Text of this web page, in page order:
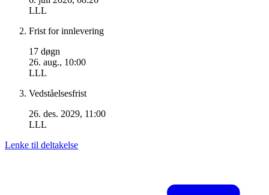
LLL
Frist for innlevering
17 døgn
26. aug., 10:00
LLL
Vedståelsesfrist
26. des. 2029, 11:00
LLL
Lenke til deltakelse